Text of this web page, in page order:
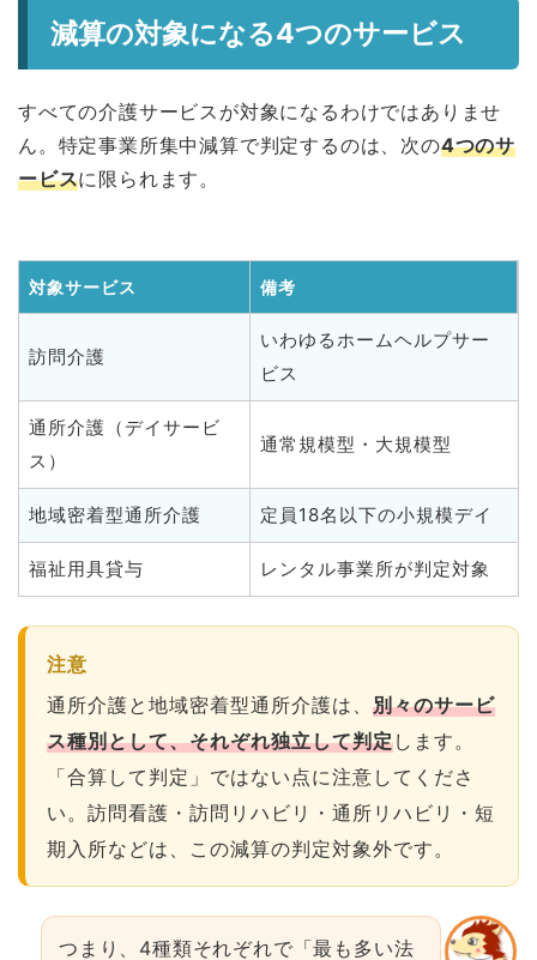
減算の対象になる4つのサービス
すべての介護サービスが対象になるわけではありませ
ん。特定事業所集中減算で判定するのは、次の4つのサ
ービスに限られます。
対象サービス 備考
訪問介護
いわゆるホームヘルプサー
ビス
通所介護（デイサービ
ス）
通常規模型・大規模型
地域密着型通所介護 定員18名以下の小規模デイ
福祉用具貸与 レンタル事業所が判定対象
注意
通所介護と地域密着型通所介護は、 別々のサービ
ス種別として、それぞれ独立して判定します。
「合算して判定」ではない点に注意してくださ
い。訪問看護・訪問リハビリ・通所リハビリ・短
期入所などは、この減算の判定対象外です。
つまり、4種類それぞれで「最も多い法